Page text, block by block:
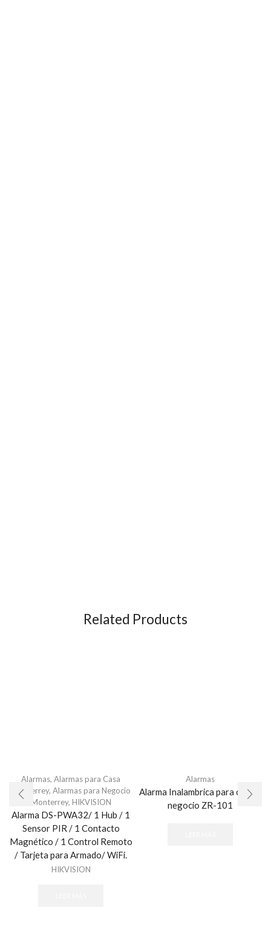
Related Products
Alarmas, Alarmas para Casa
Monterrey, Alarmas para Negocio
Monterrey, HIKVISION
Alarma DS-PWA32/ 1 Hub / 1
Sensor PIR / 1 Contacto
Magnético / 1 Control Remoto
/ Tarjeta para Armado/ WiFi.
HIKVISION
Alarmas
Alarma Inalambrica para casa o
negocio ZR-101